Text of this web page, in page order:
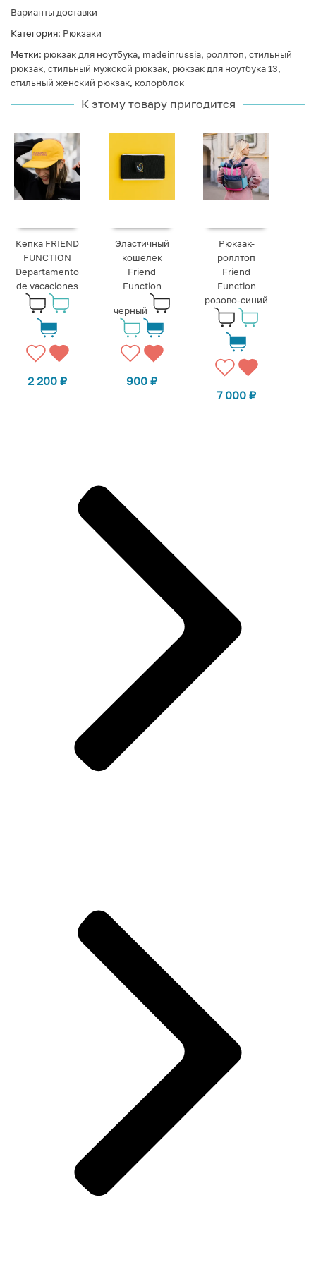
Варианты доставки
Категория: Рюкзаки
Метки: рюкзак для ноутбука, madeinrussia, роллтоп, стильный
рюкзак, стильный мужской рюкзак, рюкзак для ноутбука 13,
стильный женский рюкзак, колорблок
К этому товару пригодится
Кепка FRIEND
FUNCTION
Departamento
de vacaciones
2 200₽
Эластичный
кошелек
Friend
Function
черный
900₽
Рюкзак-
роллтоп
Friend
Function
розово-синий
7 000₽